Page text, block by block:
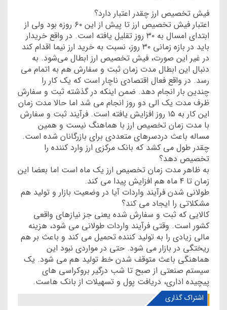
فیش تخصیص ارز چقدر اعتبار دارد؟
اعتبار فیش تخصیص ارز تا پیش از این ۶۰ روزه بود ولی از
ابتدای امسال به ۳۰ روز تقلیل یافته است. در واقع خریدار
باید در بازه زمانی ۳۰ روز، نسبت به خرید ارز نیما اقدام کند
در غیر این‌ صورت، فیش تخصیص ارز ابطال می‌شود. به
دنبال این ابطال مدت زمان ثبت و سفارش هم به اتمام می
رسد. در واقع فعال اقتصادی ناچار است که یک کار را
چندین بار انجام دهد. ضمن اینکه در گذشته ثبت و سفارش
ظرف مدت یک الی دو روز انجام می شد اما حالا مدت زمان
این کار به ۱۵ روز افزایش یافته است. فرآیند ثبت و سفارش
با مدت زمان تخصیص ارز با هماهنگ نیست و همین
مساله باعث دردسرهای متعددی برای بازرگانان شده است.
چقدر طول می کشد که بانک مرکزی ارز وارد کننده را
تخصیص دهد؟
به ظاهر مدت زمان تخصیص ارز یک ماه است اما بعضا این
زمان تا ۴ ماه هم افزایش پیدا می کند.
طولانی شدن فرآیند واردات آیا در وضعیت بازار و تولید هم
مشکلاتی را ایجاد می کند؟
کالایی که ثبت و سفارش شده یعنی جز نیازهای واقعی
کشور است. وقتی فرآیند واردات طولانی می شود، هزینه
مالی زیادی را به تولید کننده تحمیل می کند و باعث بر هم
ریختگی در بازار می شود. حتی در مواردی نبود این
هماهنگی باعث متوقف شدن خط تولید هم می شود. یک
سیستم صنعتی از صبح تا شب درگیر بروکراسی های
پیچیده اداری، دریافت پول و تسهیلات از بانک هاست.
اشتراک گذاری